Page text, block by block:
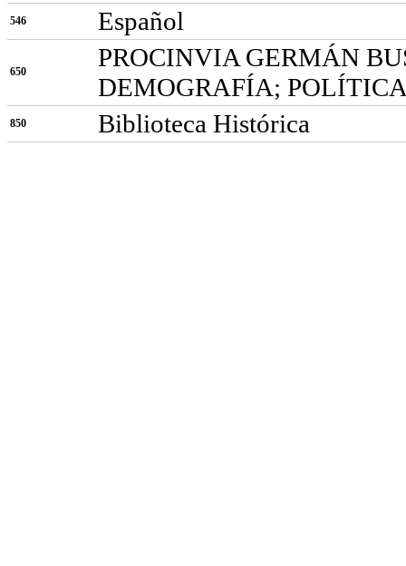
546 Español
650
PROCINVIA GERMÁN
DEMOGRAFÍA;
850 Biblioteca Histórica